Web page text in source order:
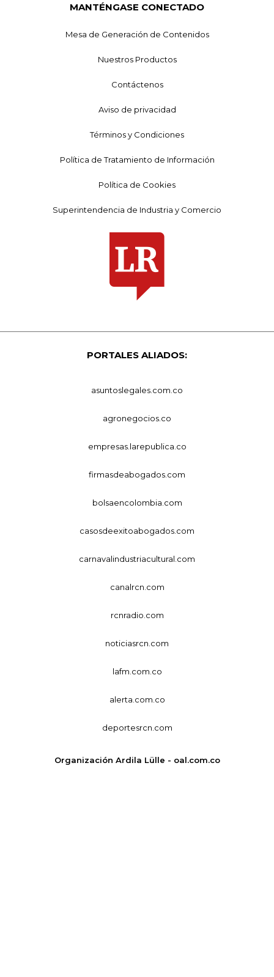
MANTÉNGASE CONECTADO
Mesa de Generación de Contenidos
Nuestros Productos
Contáctenos
Aviso de privacidad
Términos y Condiciones
Política de Tratamiento de Información
Política de Cookies
Superintendencia de Industria y Comercio
PORTALES ALIADOS:
asuntoslegales.com.co
agronegocios.co
empresas.larepublica.co
firmasdeabogados.com
bolsaencolombia.com
casosdeexitoabogados.com
carnavalindustriacultural.com
canalrcn.com
rcnradio.com
noticiasrcn.com
lafm.com.co
alerta.com.co
deportesrcn.com
Organización Ardila Lülle - oal.com.co